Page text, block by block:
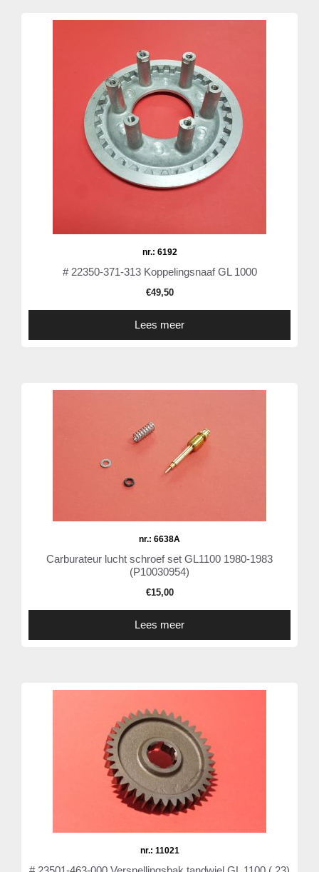
nr.: 6192
# 22350-371-313 Koppelingsnaaf GL 1000
€49,50
Lees meer
nr.: 6638A
Carburateur lucht schroef set GL1100 1980-1983
(P10030954)
€15,00
Lees meer
nr.: 11021